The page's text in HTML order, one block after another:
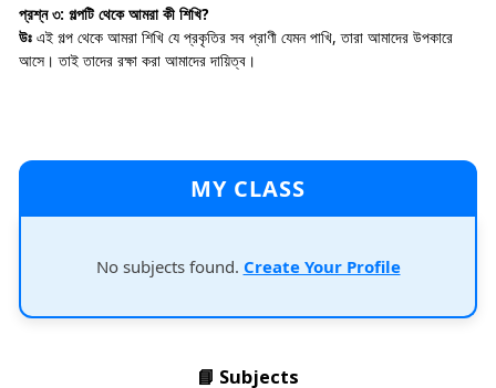
প্রশ্ন ৩: গল্পটি থেকে আমরা কী শিখি?
উঃ এই গল্প থেকে আমরা শিখি যে প্রকৃতির সব প্রাণী যেমন পাখি, তারা আমাদের উপকারে
আসে। তাই তাদের রক্ষা করা আমাদের দায়িত্ব।
MY CLASS
No subjects found. Create Your Profile
📘 Subjects